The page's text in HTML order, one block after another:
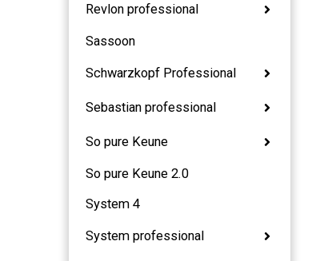
Revlon professional
Sassoon
Schwarzkopf Professional
Sebastian professional
So pure Keune
So pure Keune 2.0
System 4
System professional